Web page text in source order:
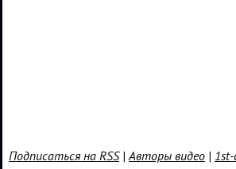
Подписаться на RSS|Авторы видео |